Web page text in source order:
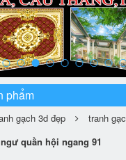
phẩm
gạch 3d đẹp
tranh
quần hội ngang 91